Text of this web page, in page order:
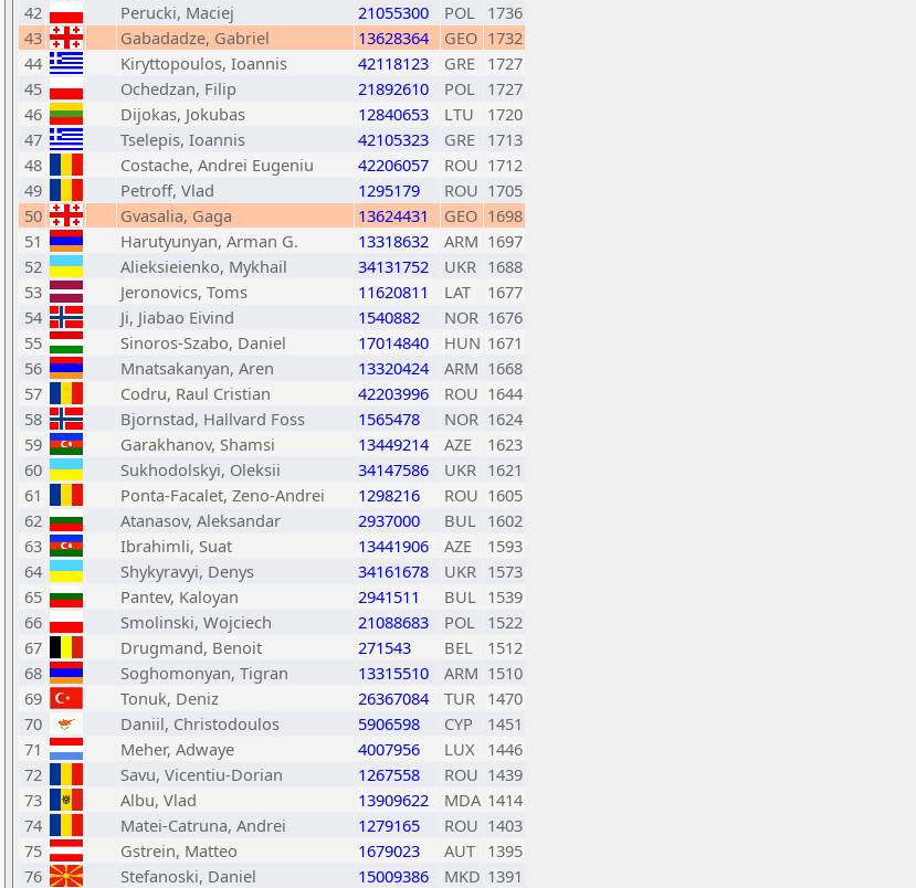
42
Perucki, Maciej 21055300 POL 1736
43
Gabadadze, Gabriel 13628364 GEO 1732
44
Kiryttopoulos, Ioannis 42118123 GRE 1727
45
Ochedzan, Filip 21892610 POL 1727
46
Dijokas, Jokubas 12840653 LTU
1720
47
Tselepis, Ioannis 42105323 GRE 1713
48
Costache, Andrei Eugeniu 42206057 ROU 1712
49
Petroff, Vlad 1295179 ROU 1705
50
Gvasalia, Gaga 13624431 GEO 1698
51
Harutyunyan, Arman G. 13318632 ARM 1697
52
Alieksieienko, Mykhail 34131752 UKR 1688
53
Jeronovics, Toms 11620811 LAT
1677
54
Ji, Jiabao Eivind 1540882 NOR 1676
55
Sinoros-Szabo, Daniel 17014840 HUN 1671
56
Mnatsakanyan, Aren 13320424 ARM 1668
57
Codru, Raul Cristian 42203996 ROU 1644
58
Bjornstad, Hallvard Foss 1565478 NOR 1624
59
Garakhanov, Shamsi 13449214 AZE
1623
60
Sukhodolskyi, Oleksii 34147586 UKR 1621
61
Ponta-Facalet, Zeno-Andrei 1298216 ROU 1605
62
Atanasov, Aleksandar 2937000 BUL 1602
63
Ibrahimli, Suat 13441906 AZE
1593
64
Shykyravyi, Denys 34161678 UKR 1573
65
Pantev, Kaloyan 2941511 BUL 1539
66
Smolinski, Wojciech 21088683 POL 1522
67
Drugmand, Benoit 271543 BEL
1512
68
Soghomonyan, Tigran 13315510 ARM 1510
69
Tonuk, Deniz 26367084 TUR 1470
70
Daniil, Christodoulos 5906598 CYP
1451
71
Meher, Adwaye 4007956 LUX 1446
72
Savu, Vicentiu-Dorian 1267558 ROU 1439
73
Albu, Vlad 13909622 MDA 1414
74
Matei-Catruna, Andrei 1279165 ROU 1403
75
Gstrein, Matteo 1679023 AUT 1395
76
Stefanoski, Daniel 15009386 MKD 1391